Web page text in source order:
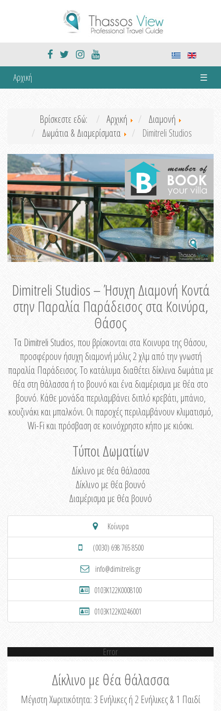
Αρχική ☰
Βρίσκεστε εδώ: Αρχική
Διαμονή
Δωμάτια & Διαμερίσματα
Dimitreli Studios
Dimitreli Studios – Ήσυχη Διαμονή Κοντά
στην Παραλία Παράδεισος στα Κοινύρα,
Θάσος
Τα Dimitreli Studios, που βρίσκονται στα Κοινυρα της Θάσου,
προσφέρουν ήσυχη διαμονή μόλις 2 χλμ από την γνωστή
παραλία Παράδεισος. Το κατάλυμα διαθέτει δίκλινα δωμάτια με
θέα στη θάλασσα ή το βουνό και ένα διαμέρισμα με θέα στο
βουνό. Κάθε μονάδα περιλαμβάνει διπλό κρεβάτι, μπάνιο,
κουζινάκι και μπαλκόνι. Οι παροχές περιλαμβάνουν κλιματισμό,
Wi-Fi και πρόσβαση σε κοινόχρηστο κήπο με κιόσκι.
Τύποι Δωματίων
Δίκλινο με θέα θάλασσα
Δίκλινο με θέα βουνό
Διαμέρισμα με θέα βουνό
Κοίνυρα
(0030) 698 765 8500
info@dimitrelis.gr
0103K122K0008100
0103K122K0246001
Error
Δίκλινο με θέα θάλασσα
Μέγιστη Χωριτικότητα: 3 Ενήλικες ή 2 Ενήλικες & 1 Παιδί